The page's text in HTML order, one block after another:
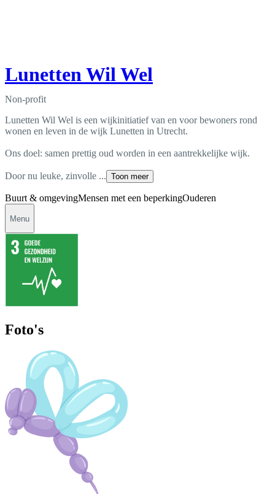
Lunetten Wil Wel
Non-profit
Lunetten Wil Wel is een wijkinitiatief van en voor bewoners rond
wonen en leven in de wijk Lunetten in Utrecht.
Ons doel: samen prettig oud worden in een aantrekkelijke wijk.
Door nu leuke, zinvolle ... Toon meer
Buurt & omgevingMensen met een beperkingOuderen
Menu
Foto's